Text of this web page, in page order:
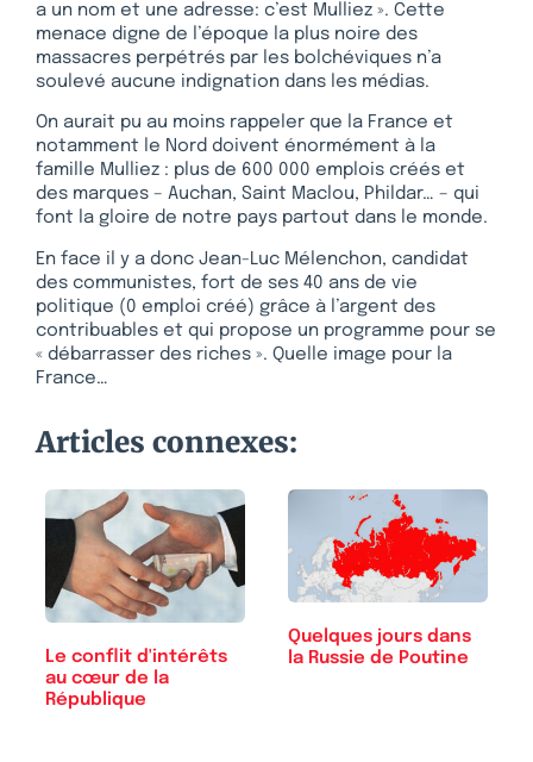
a un nom et une adresse: c’est Mulliez ». Cette
menace digne de l’époque la plus noire des
massacres perpétrés par les bolchéviques n’a
soulevé aucune indignation dans les médias.
On aurait pu au moins rappeler que la France et
notamment le Nord doivent énormément à la
famille Mulliez : plus de 600 000 emplois créés et
des marques – Auchan, Saint Maclou, Phildar… – qui
font la gloire de notre pays partout dans le monde.
En face il y a donc Jean-Luc Mélenchon, candidat
des communistes, fort de ses 40 ans de vie
politique (0 emploi créé) grâce à l’argent des
contribuables et qui propose un programme pour se
« débarrasser des riches ». Quelle image pour la
France…
Articles connexes:
Le conflit d'intérêts
au cœur de la
République
Quelques jours dans
la Russie de Poutine